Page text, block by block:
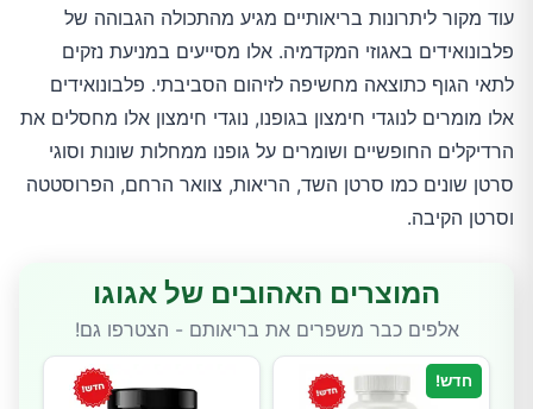
עוד מקור ליתרונות בריאותיים מגיע מהתכולה הגבוהה של
פלבונואידים באגוזי המקדמיה. אלו מסייעים במניעת נזקים
לתאי הגוף כתוצאה מחשיפה לזיהום הסביבתי. פלבונואידים
אלו מומרים לנוגדי חימצון בגופנו, נוגדי חימצון אלו מחסלים את
הרדיקלים החופשיים ושומרים על גופנו ממחלות שונות וסוגי
סרטן שונים כמו סרטן השד, הריאות, צוואר הרחם, הפרוסטטה
וסרטן הקיבה.
המוצרים האהובים של אגוגו
אלפים כבר משפרים את בריאותם - הצטרפו גם!
חדש!